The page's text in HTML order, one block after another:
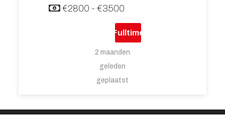
€2800 - €3500
Fulltime
2 maanden
geleden
geplaatst